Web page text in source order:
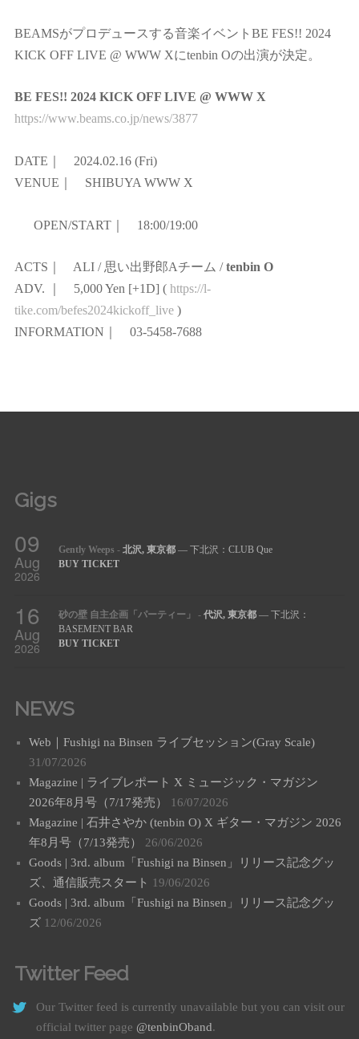
BEAMSがプロデュースする音楽イベントBE FES!! 2024
KICK OFF LIVE @ WWW Xにtenbin Oの出演が決定。
BE FES!! 2024 KICK OFF LIVE @ WWW X
https://www.beams.co.jp/news/3877
DATE｜ 2024.02.16 (Fri)
VENUE｜ SHIBUYA WWW X
OPEN/START｜ 18:00/19:00
ACTS｜ ALI / 思い出野郎Aチーム /tenbin O
ADV. ｜ 5,000 Yen [+1D] ( https://l-
tike.com/befes2024kickoff_live)
INFORMATION｜ 03-5458-7688
Gigs
09
Aug
2026
Gently Weeps - 北沢, 東京都— 下北沢：CLUB Que
BUY TICKET
16
Aug
2026
砂の壁 自主企画「パーティー」 - 代沢, 東京都— 下北沢：
BASEMENT BAR
BUY TICKET
NEWS
Web｜Fushigi na Binsen ライブセッション(Gray Scale)
31/07/2026
Magazine | ライブレポート X ミュージック・マガジン
2026年8月号（7/17発売）
16/07/2026
Magazine | 石井さやか (tenbin O) X ギター・マガジン 2026
年8月号（7/13発売）
26/06/2026
Goods | 3rd. album「Fushigi na Binsen」リリース記念グッ
ズ、通信販売スタート
19/06/2026
Goods | 3rd. album「Fushigi na Binsen」リリース記念グッ
ズ 12/06/2026
Twitter Feed
Our Twitter feed is currently unavailable but you can visit our
official twitter page @tenbinOband.